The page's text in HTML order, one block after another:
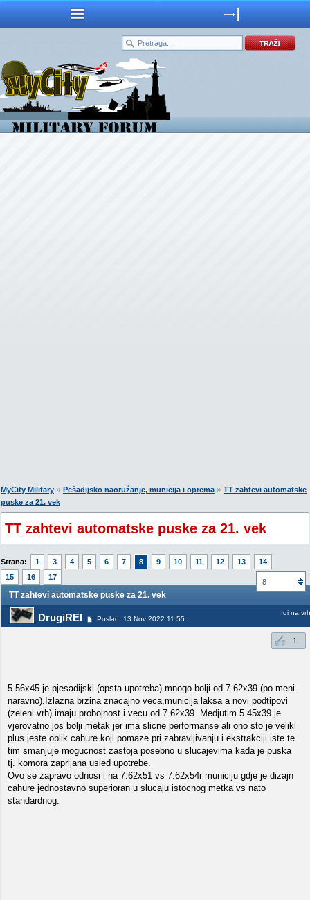
MyCity Military » Pešadijsko naoružanje, municija i oprema» TT zahtevi automatske
puske za 21. vek
TT zahtevi automatske puske za 21. vek
Strana: 1 3 4 5 6 7 8 9 10 11 12 13
14
15
16 17
8
TT zahtevi automatske puske za 21. vek
DrugiREI Poslao: 13 Nov 2022 11:55
Idi na vrh
1
5.56x45 je pjesadijski (opsta upotreba) mnogo bolji od 7.62x39 (po meni
naravno).Izlazna brzina znacajno veca,municija laksa a novi podtipovi
(zeleni vrh) imaju probojnost i vecu od 7.62x39. Medjutim 5.45x39 je
vjerovatno jos bolji metak jer ima slicne performanse ali ono sto je veliki
plus jeste oblik cahure koji pomaze pri zabravljivanju i ekstrakciji iste te
tim smanjuje mogucnost zastoja posebno u slucajevima kada je puska
tj. komora zaprljana usled upotrebe.
Ovo se zapravo odnosi i na 7.62x51 vs 7.62x54r municiju gdje je dizajn
cahure jednostavno superioran u slucaju istocnog metka vs nato
standardnog.